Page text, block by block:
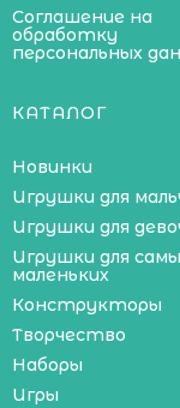
Соглашение на
обработку
персональных
КАТАЛОГ
Новинки
Игрушки для
Игрушки для
Игрушки для
маленьких
Конструкторы
Творчество
Наборы
Игры